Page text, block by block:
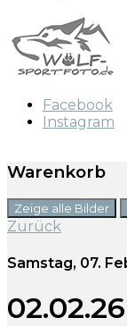
Facebook
Instagram
Warenkorb
Zeige alle Bilder
Zurück
Samstag, 07.